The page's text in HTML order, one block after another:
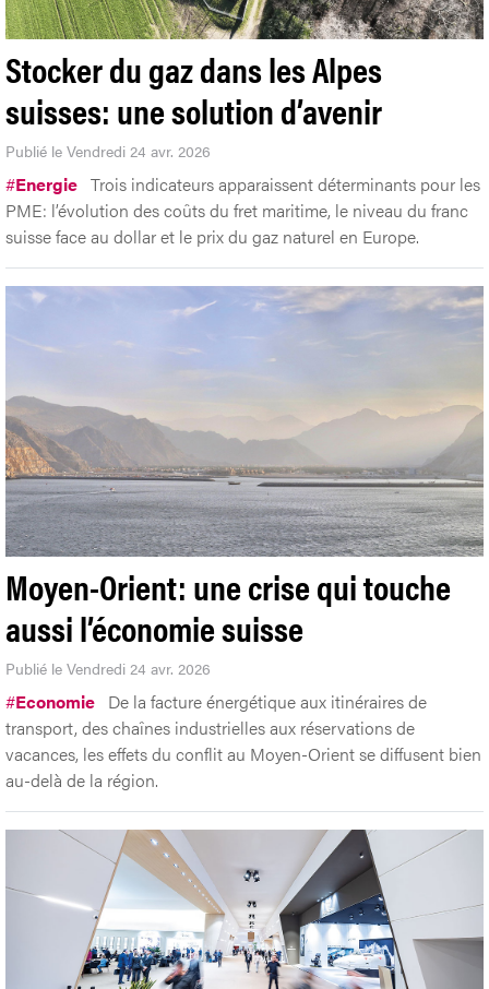
Stocker du gaz dans les Alpes
suisses: une solution d’avenir
Publié le Vendredi 24 avr. 2026
#Energie Trois indicateurs apparaissent déterminants pour les
PME: l’évolution des coûts du fret maritime, le niveau du franc
suisse face au dollar et le prix du gaz naturel en Europe.
Moyen-Orient: une crise qui touche
aussi l’économie suisse
Publié le Vendredi 24 avr. 2026
#Economie De la facture énergétique aux itinéraires de
transport, des chaînes industrielles aux réservations de
vacances, les effets du conflit au Moyen-Orient se diffusent bien
au-delà de la région.